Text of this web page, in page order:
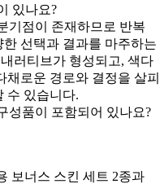
있나요?
기점이 존재하므로 반복
선택과 결과를 마주하는
러티브가 형성되고, 색다
로운 경로와 결정을 살피
수 있습니다.
성품이 포함되어 있나요?
보너스 스킨 세트 2종과